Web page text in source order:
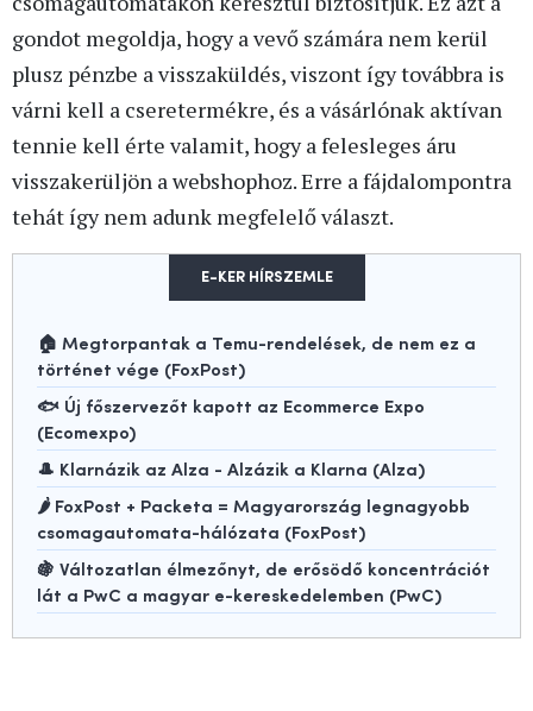
gondot megoldja, hogy a vevő számára nem kerül
plusz pénzbe a visszaküldés, viszont így továbbra is
várni kell a cseretermékre, és a vásárlónak aktívan
tennie kell érte valamit, hogy a felesleges áru
visszakerüljön a webshophoz. Erre a fájdalompontra
tehát így nem adunk megfelelő választ.
E-KER HÍRSZEMLE
🏠 Megtorpantak a Temu-rendelések, de nem ez a
történet vége (FoxPost)
🐟 Új főszervezőt kapott az Ecommerce Expo
(Ecomexpo)
🎩 Klarnázik az Alza - Alzázik a Klarna (Alza)
🌶️ FoxPost + Packeta = Magyarország legnagyobb
csomagautomata-hálózata (FoxPost)
🍇 Változatlan élmezőnyt, de erősödő koncentrációt
lát a PwC a magyar e-kereskedelemben (PwC)